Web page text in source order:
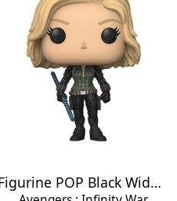
Figurine POP Black Widow